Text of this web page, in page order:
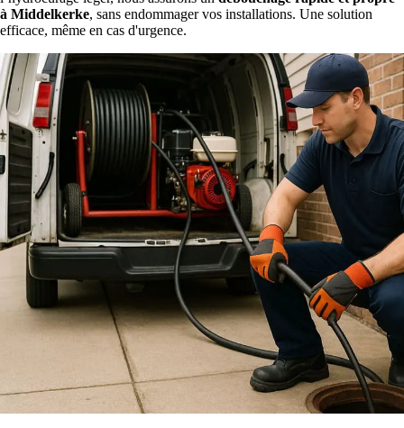
à Middelkerke, sans endommager vos installations. Une solution
efficace, même en cas d'urgence.